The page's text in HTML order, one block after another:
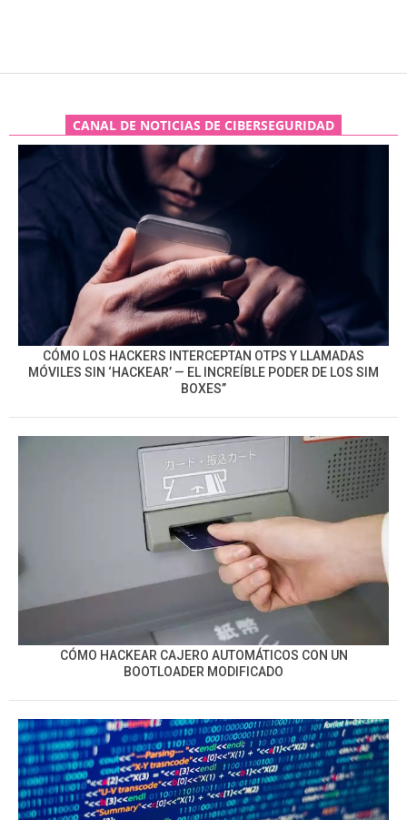
CANAL DE NOTICIAS DE CIBERSEGURIDAD
CÓMO LOS HACKERS INTERCEPTAN OTPS Y LLAMADAS
MÓVILES SIN ‘HACKEAR’ — EL INCREÍBLE PODER DE LOS SIM
BOXES”
CÓMO HACKEAR CAJERO AUTOMÁTICOS CON UN
BOOTLOADER MODIFICADO